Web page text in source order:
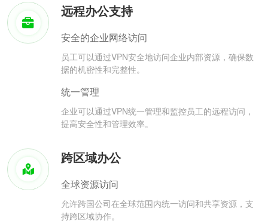
远程办公支持
安全的企业网络访问
员工可以通过VPN安全地访问企业内部资源，确保数
据的机密性和完整性。
统一管理
企业可以通过VPN统一管理和监控员工的远程访问，
提高安全性和管理效率。
跨区域办公
全球资源访问
允许跨国公司在全球范围内统一访问和共享资源，支
持跨区域协作。